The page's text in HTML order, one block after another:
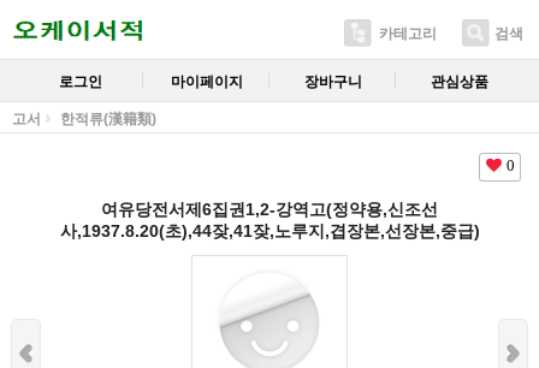
카테고리 검색
로그인 마이페이지 장바구니 관심상품
고서 한적류(漢籍類)
0
여유당전서제6집권1,2-강역고(정약용,신조선
사,1937.8.20(초),44잦,41잦,노루지,겹장본,선장본,중급)